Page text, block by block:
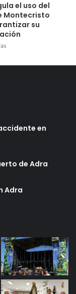
el uso del
Montecristo
su
en
de Adra
Adra